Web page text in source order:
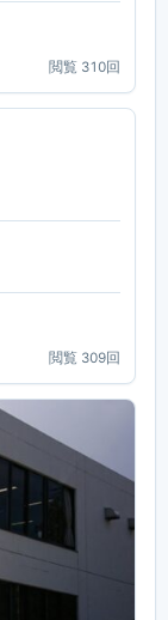
閲覧 310回
閲覧 309回